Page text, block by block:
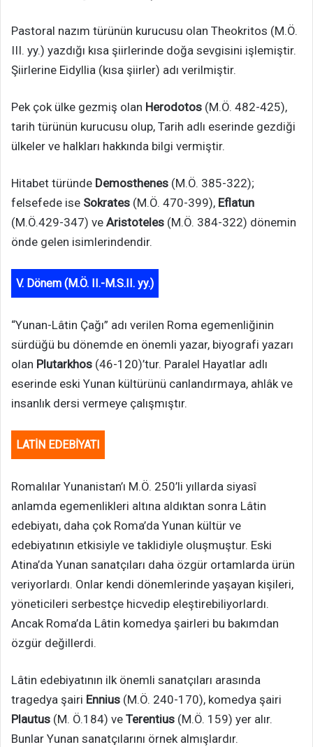
Pastoral nazım türünün kurucusu olan Theokritos (M.Ö.
III. yy.) yazdığı kısa şiirlerinde doğa sevgisini işlemiştir.
Şiirlerine Eidyllia (kısa şiirler) adı verilmiştir.
Pek çok ülke gezmiş olan Herodotos (M.Ö. 482-425),
tarih türünün kurucusu olup, Tarih adlı eserinde gezdiği
ülkeler ve halkları hakkında bilgi vermiştir.
Hitabet türünde Demosthenes (M.Ö. 385-322);
felsefede ise Sokrates (M.Ö. 470-399), Eflatun
(M.Ö.429-347) ve Aristoteles (M.Ö. 384-322) dönemin
önde gelen isimlerindendir.
V. Dönem (M.Ö. II.-M.S.II. yy.)
“Yunan-Lâtin Çağı” adı verilen Roma egemenliğinin
sürdüğü bu dönemde en önemli yazar, biyografi yazarı
olan Plutarkhos (46-120)’tur. Paralel Hayatlar adlı
eserinde eski Yunan kültürünü canlandırmaya, ahlâk ve
insanlık dersi vermeye çalışmıştır.
LATİN EDEBİYATI
Romalılar Yunanistan’ı M.Ö. 250’li yıllarda siyasî
anlamda egemenlikleri altına aldıktan sonra Lâtin
edebiyatı, daha çok Roma’da Yunan kültür ve
edebiyatının etkisiyle ve taklidiyle oluşmuştur. Eski
Atina’da Yunan sanatçıları daha özgür ortamlarda ürün
veriyorlardı. Onlar kendi dönemlerinde yaşayan kişileri,
yöneticileri serbestçe hicvedip eleştirebiliyorlardı.
Ancak Roma’da Lâtin komedya şairleri bu bakımdan
özgür değillerdi.
Lâtin edebiyatının ilk önemli sanatçıları arasında
tragedya şairi Ennius (M.Ö. 240-170), komedya şairi
Plautus (M. Ö.184) ve Terentius (M.Ö. 159) yer alır.
Bunlar Yunan sanatçılarını örnek almışlardır.